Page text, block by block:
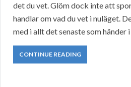
det du vet. Glöm dock inte att
handlar om vad du vet i nuläget.
med i allt det senaste som händer
CONTINUE READING